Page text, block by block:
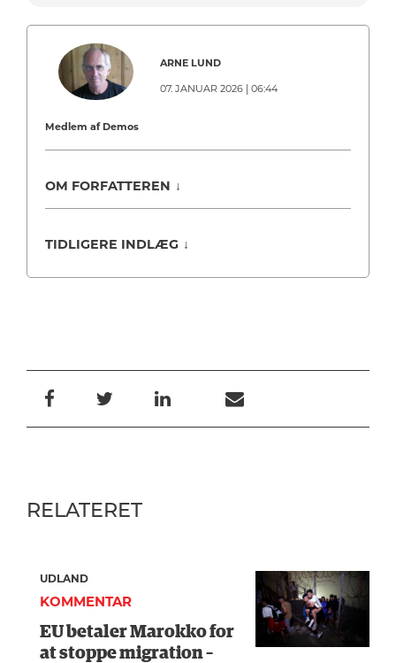
ARNE LUND
07. JANUAR 2026 | 06:44
Medlem af Demos
OM FORFATTEREN ↓
TIDLIGERE INDLÆG ↓
RELATERET
UDLAND
KOMMENTAR
EU betaler Marokko for
at stoppe migration –